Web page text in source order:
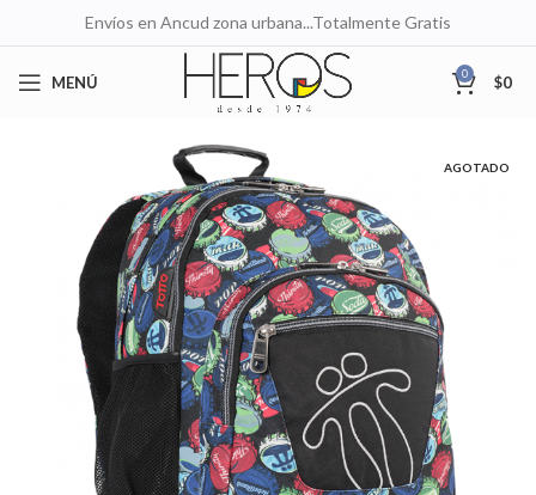
Envíos en Ancud zona urbana...Totalmente Gratis
MENÚ 0 $0
AGOTADO